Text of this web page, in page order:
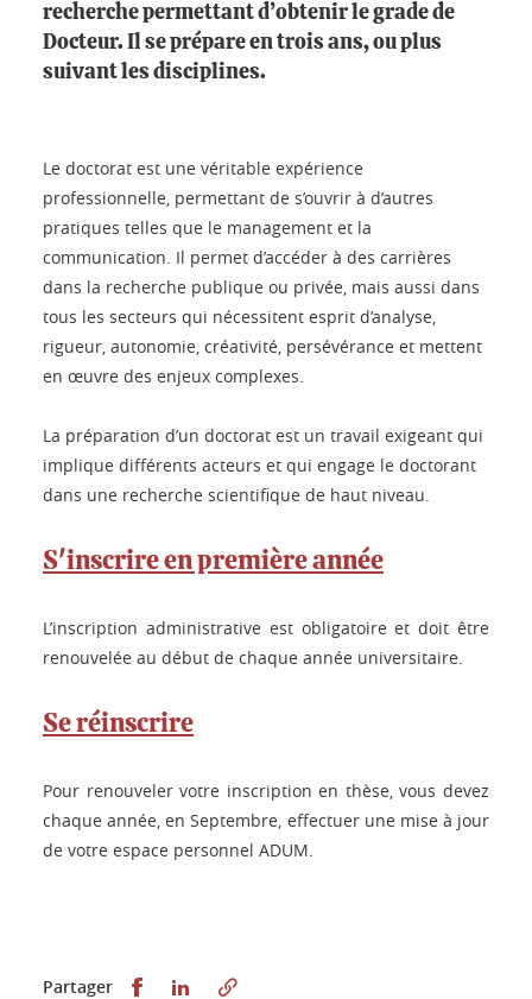
recherche permettant d’obtenir le grade de
Docteur. Il se prépare en trois ans, ou plus
suivant les disciplines.
Le doctorat est une véritable expérience
professionnelle, permettant de s’ouvrir à d’autres
pratiques telles que le management et la
communication. Il permet d’accéder à des carrières
dans la recherche publique ou privée, mais aussi dans
tous les secteurs qui nécessitent esprit d’analyse,
rigueur, autonomie, créativité, persévérance et mettent
en œuvre des enjeux complexes.
La préparation d’un doctorat est un travail exigeant qui
implique différents acteurs et qui engage le doctorant
dans une recherche scientifique de haut niveau.
S'inscrire en première année
L’inscription administrative est obligatoire et doit être
renouvelée au début de chaque année universitaire.
Se réinscrire
Pour renouveler votre inscription en thèse, vous devez
chaque année, en Septembre, effectuer une mise à jour
de votre espace personnel ADUM.
Partager Partager sur Facebook
Partager sur LinkedIn